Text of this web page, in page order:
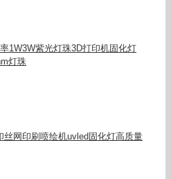
1W3W紫光灯珠3D打印机固化灯
灯珠
丝网印刷喷绘机uvled固化灯高质量